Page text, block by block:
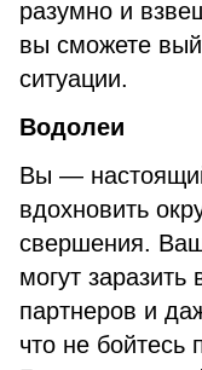
разумно и
вы сможете
ситуации.
Водолеи
Вы —
вдохновить
свершения.
могут заразить
партнеров и
что не бойтесь